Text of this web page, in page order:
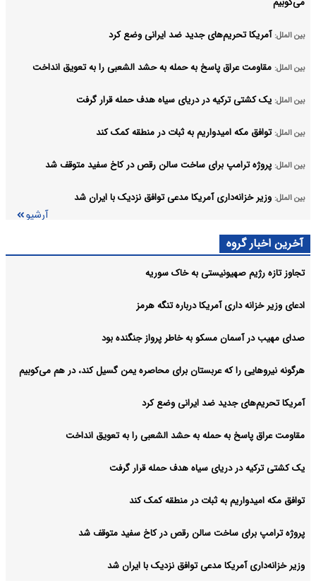
بین الملل: آمریکا تحریم‌های جدید ضد ایرانی وضع کرد
بین الملل: مقاومت عراق پاسخ به حمله به حشد الشعبی را به تعویق انداخت
بین الملل: یک کشتی ترکیه در دریای سیاه هدف حمله قرار گرفت
بین الملل: توافق مکه امیدواریم به ثبات در منطقه کمک کند
بین الملل: پروژه ترامپ برای ساخت سالن رقص در کاخ سفید متوقف شد
بین الملل: وزیر خزانه‌داری آمریکا مدعی توافق نزدیک با ایران شد
آرشیو
آخرین اخبار گروه
تجاوز تازه رژیم صهیونیستی به خاک سوریه
ادعای وزیر خزانه داری آمریکا درباره تنگه هرمز
صدای مهیب در آسمان مسکو به خاطر پرواز جنگنده بود
هرگونه نیروهایی را که عربستان برای محاصره یمن گسیل کند، در هم می‌کوبیم
آمریکا تحریم‌های جدید ضد ایرانی وضع کرد
مقاومت عراق پاسخ به حمله به حشد الشعبی را به تعویق انداخت
یک کشتی ترکیه در دریای سیاه هدف حمله قرار گرفت
توافق مکه امیدواریم به ثبات در منطقه کمک کند
پروژه ترامپ برای ساخت سالن رقص در کاخ سفید متوقف شد
وزیر خزانه‌داری آمریکا مدعی توافق نزدیک با ایران شد